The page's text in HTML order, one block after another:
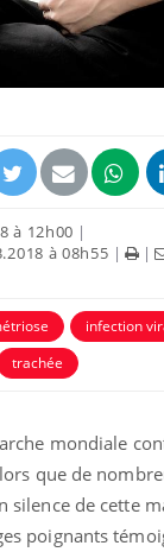
à 12h00 |
à 08h55 | |
infection
trachée
mondiale
que de
silence de cette
poignants